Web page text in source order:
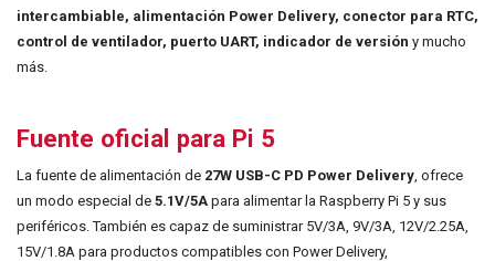
intercambiable, alimentación Power Delivery, conector para RTC,
control de ventilador, puerto UART, indicador de versión y mucho
más.
Fuente oficial para Pi 5
La fuente de alimentación de 27W USB-C PD Power Delivery, ofrece
un modo especial de 5.1V/5A para alimentar la Raspberry Pi 5 y sus
periféricos. También es capaz de suministrar 5V/3A, 9V/3A, 12V/2.25A,
15V/1.8A para productos compatibles con Power Delivery,